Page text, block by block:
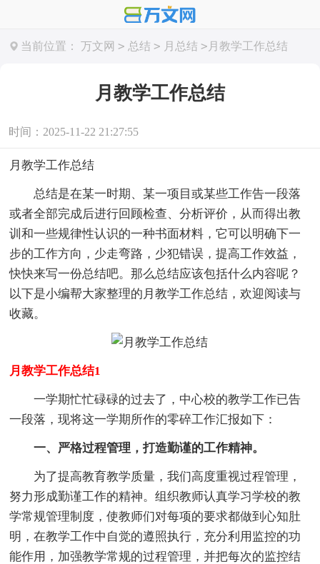
当前位置： 万文网 > 总结 > 月总结 > 月教学工作总结
月教学工作总结
时间：2025-11-22 21:27:55
月教学工作总结
总结是在某一时期、某一项目或某些工作告一段落
或者全部完成后进行回顾检查、分析评价，从而得出教
训和一些规律性认识的一种书面材料，它可以明确下一
步的工作方向，少走弯路，少犯错误，提高工作效益，
快快来写一份总结吧。那么总结应该包括什么内容呢？
以下是小编帮大家整理的月教学工作总结，欢迎阅读与
收藏。
月教学工作总结1
一学期忙忙碌碌的过去了，中心校的教学工作已告
一段落，现将这一学期所作的零碎工作汇报如下：
一、严格过程管理，打造勤谨的工作精神。
为了提高教育教学质量，我们高度重视过程管理，
努力形成勤谨工作的精神。组织教师认真学习学校的教
学常规管理制度，使教师们对每项的要求都做到心知肚
明，在教学工作中自觉的遵照执行，充分利用监控的功
能作用，加强教学常规的过程管理，并把每次的监控结